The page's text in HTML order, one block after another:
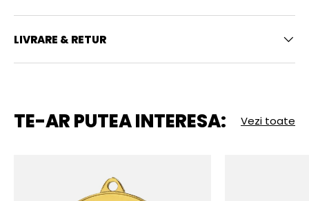
LIVRARE & RETUR
TE-AR PUTEA INTERESA: Vezi toate